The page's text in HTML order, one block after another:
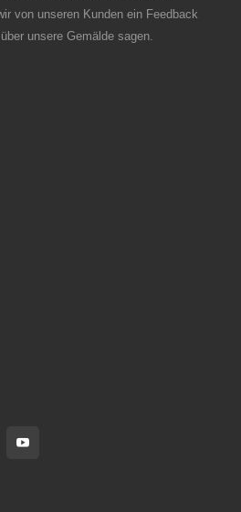
von unseren Kunden ein Feedback
unsere Gemälde sagen.